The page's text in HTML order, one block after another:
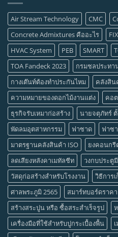
Air Stream Technology CMC
Concrete Admixtures คืออะไร
HVAC System
PEB SMART
TOA Fandeck 2023
กรมชลประทา
กางเต๊นท์ต้องทำประกันไหม
คลังสิน
ความหมายของดอกไม้งานแต่ง
คอ
ธุรกิจรับเหมาก่อสร้าง
นายจตุภัทร์
พัดลมอุตสาหกรรม
ฟาซาด ฟาซ
มาตรฐานคลังสินค้า ISO
ยงคอนกรี
ลดเสียงหลังคาเมทัลชีท
วงกบประตู
วัสดุก่อสร้างสำหรับโรงงาน
วิธีการ
ศาลพระภูมิ 2565
สมาร์ทบอร์ดราคา
สร้างสระปูน หรือ ซื้อสระสำเร็จรูป
เครื่องมือที่ใช้สำหรับปูกระเบื้องพื้น